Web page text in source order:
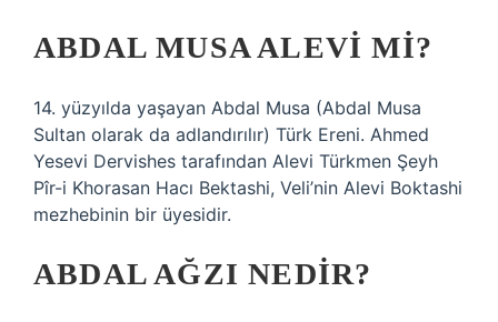
ABDAL MUSA ALEVI MI?
14. yüzyılda yaşayan Abdal Musa (Abdal Musa
Sultan olarak da adlandırılır) Türk Ereni. Ahmed
Yesevi Dervishes tarafından Alevi Türkmen Şeyh
Pîr-i Khorasan Hacı Bektashi, Veli’nin Alevi Boktashi
mezhebinin bir üyesidir.
ABDAL AĞZI NEDIR?